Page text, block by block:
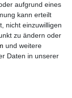
aufgrund eines
kann erteilt
nicht einzuwilligen
zu ändern oder
und weitere
Daten in unserer